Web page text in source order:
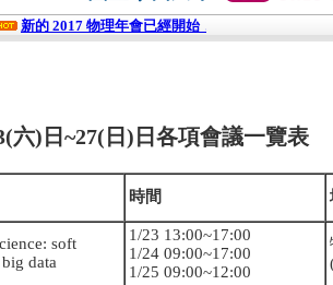
新的 2017 物理年會已經開始，歡迎點擊報名參加！
日)日各項會議一覽表
時間
soft
data
1/23 13:00~17:00
1/24 09:00~17:00
1/25 09:00~12:00